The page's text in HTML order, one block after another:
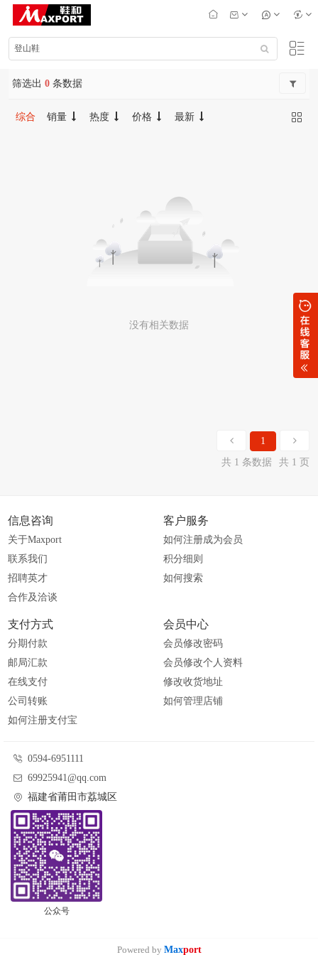
筛选出 0 条数据
综合 销量 热度 价格 最新
没有相关数据
1
共 1 条数据
共 1 页
信息咨询
关于Maxport
联系我们
招聘英才
合作及洽谈
客户服务
如何注册成为会员
积分细则
如何搜索
支付方式
分期付款
邮局汇款
在线支付
公司转账
如何注册支付宝
会员中心
会员修改密码
会员修改个人资料
修改收货地址
如何管理店铺
0594-6951111
69925941@qq.com
福建省莆田市荔城区
公众号
Powered by Maxport